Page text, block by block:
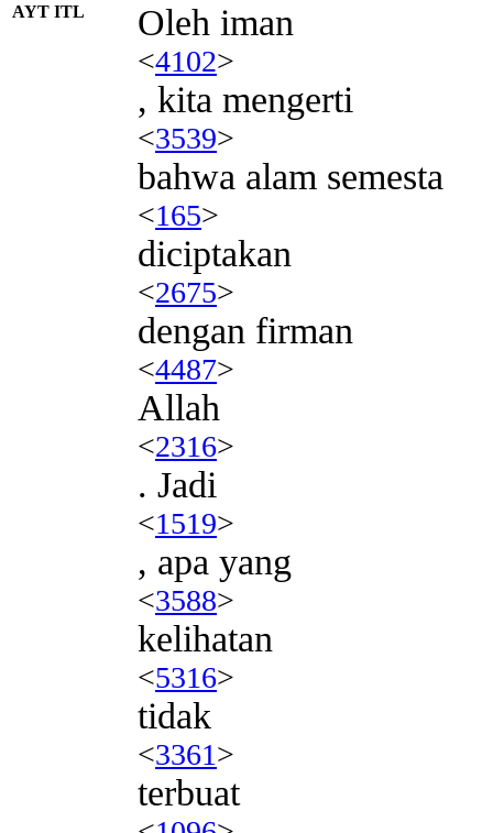
AYT ITL Oleh iman
<4102>
, kita mengerti
<3539>
bahwa alam semesta
<165>
diciptakan
<2675>
dengan firman
<4487>
Allah
<2316>
. Jadi
<1519>
, apa yang
<3588>
kelihatan
<5316>
tidak
<3361>
terbuat